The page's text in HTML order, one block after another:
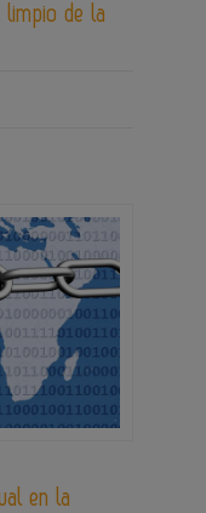
limpio de la
en la